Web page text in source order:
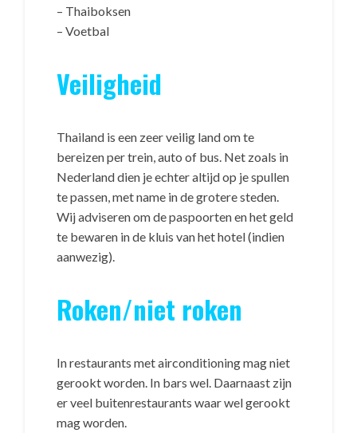
– Thaiboksen
– Voetbal
Veiligheid
Thailand is een zeer veilig land om te
bereizen per trein, auto of bus. Net zoals in
Nederland dien je echter altijd op je spullen
te passen, met name in de grotere steden.
Wij adviseren om de paspoorten en het geld
te bewaren in de kluis van het hotel (indien
aanwezig).
Roken/niet roken
In restaurants met airconditioning mag niet
gerookt worden. In bars wel. Daarnaast zijn
er veel buitenrestaurants waar wel gerookt
mag worden.